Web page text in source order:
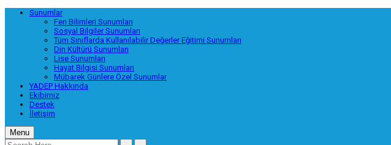
Sunumlar
Fen Bilimleri Sunumları
Sosyal Bilgiler Sunumları
Tüm Sınıflarda Kullanılabilir Değerler Eğitimi Sunumları
Din Kültürü Sunumları
Lise Sunumları
Hayat Bilgisi Sunumları
Mübarek Günlere Özel Sunumlar
YADEP Hakkında
Ekibimiz
Destek
İletişim
Menu